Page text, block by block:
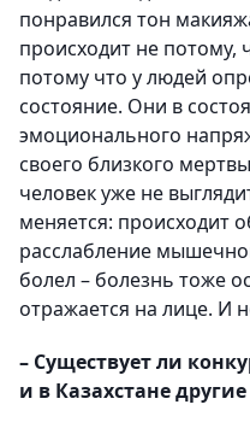
понравился тон
происходит не потому,
потому что у людей
состояние. Они в
эмоционального
своего близкого
человек уже не
меняется: происходит
расслабление
болел – болезнь тоже
отражается на лице. И
– Существует ли
и в Казахстане